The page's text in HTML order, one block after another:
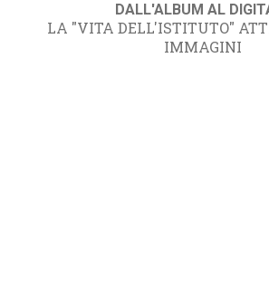
DALL'ALBUM AL
LA "VITA DELL'ISTITUTO"
IMMAGINI